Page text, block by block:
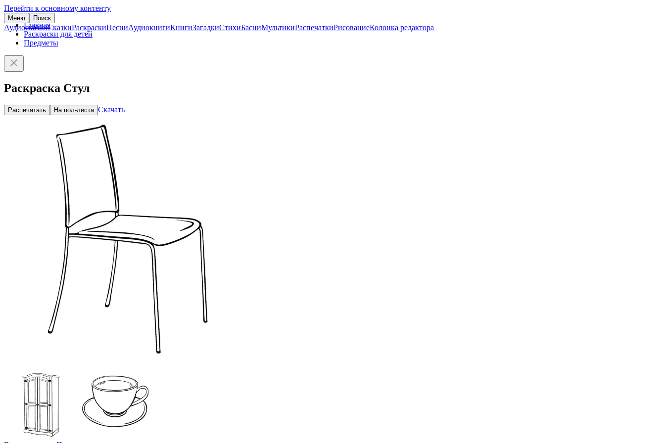
Перейти к основному контенту
Меню Поиск
АудиосказкиСказкиРаскраскиПесниАудиокнигиКнигиЗагадкиСтихиБасниМультикиРаспечаткиРисованиеКолонка редактора
Главная
Раскраски для детей
Предметы
Раскраска Стул
Распечатать На пол-листа Скачать